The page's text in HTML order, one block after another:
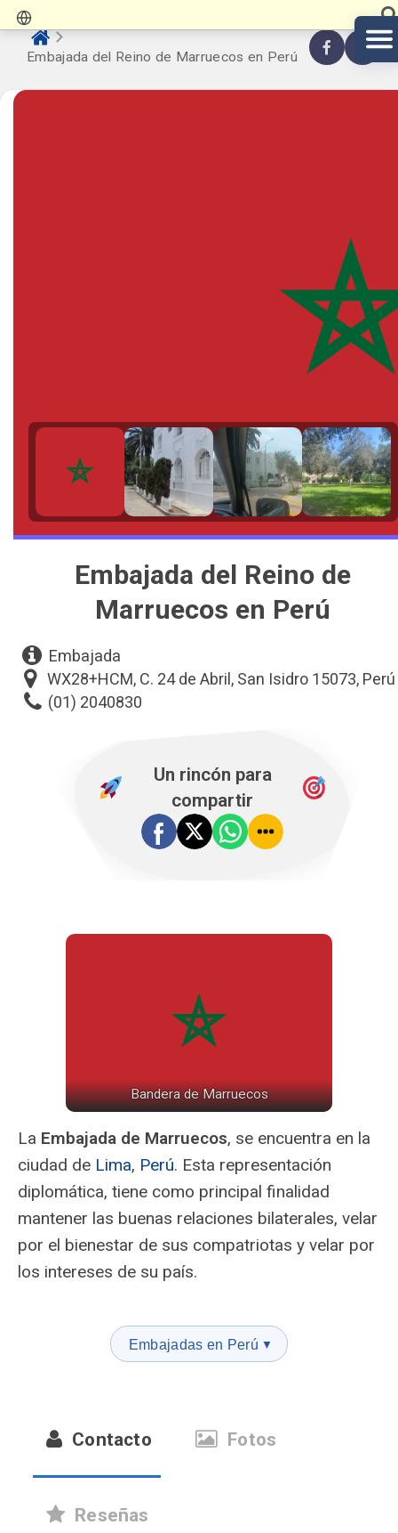
Embajada del Reino de Marruecos en Perú
Embajada del Reino de
Marruecos en Perú
Embajada
WX28+HCM, C. 24 de Abril, San Isidro 15073, Perú
(01) 2040830
Un rincón para
compartir
Bandera de Marruecos
La Embajada de Marruecos, se encuentra en la
ciudad de Lima, Perú. Esta representación
diplomática, tiene como principal finalidad
mantener las buenas relaciones bilaterales, velar
por el bienestar de sus compatriotas y velar por
los intereses de su país.
Embajadas en Perú ▼
Contacto Fotos
Reseñas